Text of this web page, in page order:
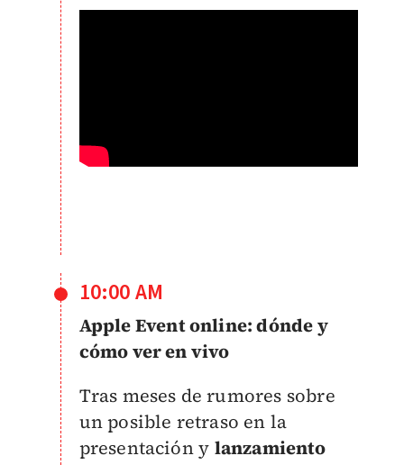
10:00 AM
Apple Event online: dónde y
cómo ver en vivo
Tras meses de rumores sobre
un posible retraso en la
presentación y lanzamiento